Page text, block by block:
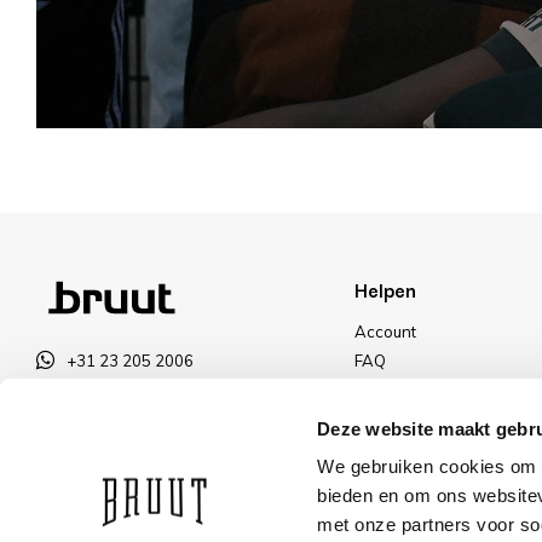
Deze website maakt
We gebruiken cookies
bieden en om ons
met onze partners voor
+31 23 205 2006
OPENINGSTIJDEN
Helpen
Account
FAQ
Betalen
Kortingen